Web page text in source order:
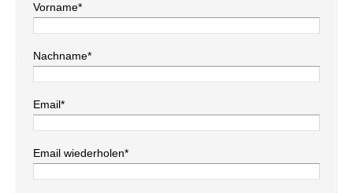
Vorname*
Nachname*
Email*
Email wiederholen*